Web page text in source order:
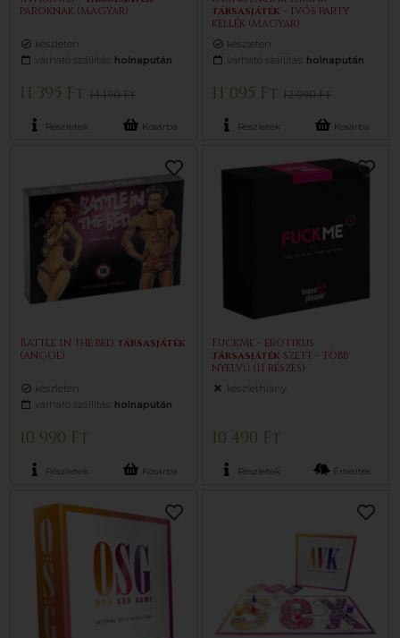
pároknak (magyar)
készleten
várható szállítás: holnapután
11 395 Ft14 190 Ft
Részletek Kosárba
társasjáték - ivós party
kellék (magyar)
készleten
várható szállítás: holnapután
11 095 Ft12 990 Ft
Részletek Kosárba
Battle in the bed társasjáték
(angol)
készleten
várható szállítás: holnapután
10 990 Ft
Részletek Kosárba
FuckMe - erotikus
társasjáték szett - több
nyelvű (11 részes)
készlethiány
10 490 Ft
Részletek Értesítés